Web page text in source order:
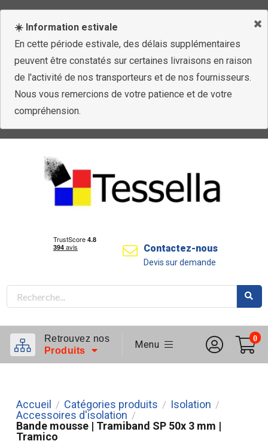
☀️ Information estivale
En cette période estivale, des délais supplémentaires
peuvent être constatés sur certaines livraisons en raison
de l'activité de nos transporteurs et de nos fournisseurs.
Nous vous remercions de votre patience et de votre
compréhension.
Contactez-nous
Devis sur demande
Retrouvez nos
Produits
Menu
0
Accueil / Catégories produits / Isolation /
Accessoires d'isolation /
Bande mousse | Tramiband SP 50x 3 mm |
Tramico